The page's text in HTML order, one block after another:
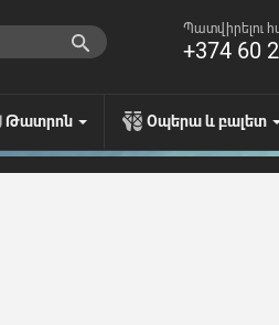
Պատվիրելու
+374 60
Թատրոն Օպերա և բալետ